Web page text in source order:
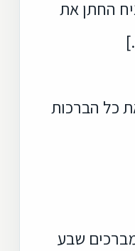
החתן את
כל הברכות
שבע